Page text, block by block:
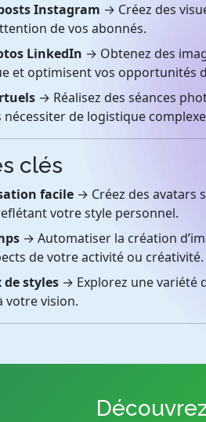
Instagram → Créez des
de vos abonnés.
LinkedIn → Obtenez des
et optimisent vos opportunités
→ Réalisez des séances
de logistique
clés
facile → Créez des avatars
votre style personnel.
→ Automatiser la création
de votre activité ou créativité.
de styles → Explorez une variété
votre vision.